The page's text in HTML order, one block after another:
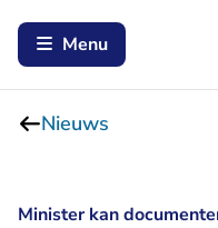
Menu
Nieuws
Minister kan